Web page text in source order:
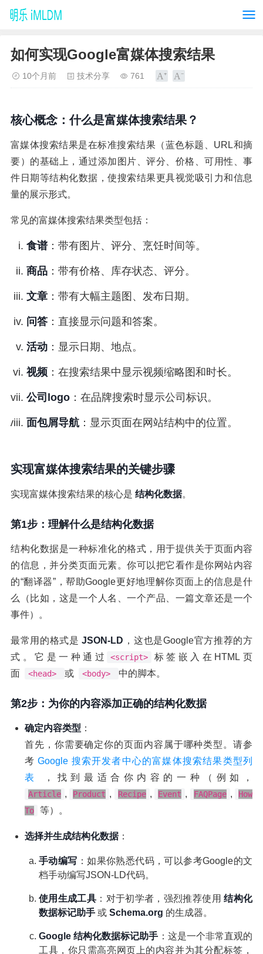
如何实现Google富媒体搜索结果
10个月前 技术分享 761
核心概念：什么是富媒体搜索结果？
富媒体搜索结果是在标准搜索结果（蓝色标题、URL和摘
要）的基础上，通过添加图片、评分、价格、可用性、事
件日期等结构化数据，使搜索结果更具视觉吸引力和信息
量的展示形式。
常见的富媒体搜索结果类型包括：
食谱：带有图片、评分、烹饪时间等。
商品 ：带有价格、库存状态、评分。
文章 ：带有大幅主题图、发布日期。
问答 ：直接显示问题和答案。
活动 ：显示日期、地点。
视频 ：在搜索结果中显示视频缩略图和时长。
公司logo ：在品牌搜索时显示公司标识。
面包屑导航：显示页面在网站结构中的位置。
实现富媒体搜索结果的关键步骤
实现富媒体搜索结果的核心是 结构化数据。
第1步：理解什么是结构化数据
结构化数据是一种标准化的格式，用于提供关于页面内容
的信息，并分类页面元素。你可以把它看作是你网站内容
的“翻译器”，帮助Google更好地理解你页面上的信息是什
么（比如，这是一个人名、一个产品、一篇文章还是一个
事件）。
最常用的格式是JSON-LD ，这也是Google官方推荐的方
式。它是一种通过
<script>
标签嵌入在HTML页
面
<head> 或 <body> 中的脚本。
第2步：为你的内容添加正确的结构化数据
确定内容类型 ：
首先，你需要确定你的页面内容属于哪种类型。请参
考Google 搜索开发者中心的富媒体搜索结果类型列
表
，找到最适合你内容的一种（例如，
Article , Product , Recipe , Event , FAQPage ,
How
To
等）。
选择并生成结构化数据：
手动编写 ：如果你熟悉代码，可以参考Google的文
档手动编写JSON-LD代码。
使用生成工具 ：对于初学者，强烈推荐使用结构化
数据标记助手 或 Schema.org 的生成器。
Google 结构化数据标记助手 ：这是一个非常直观的
工具，你只需高亮网页上的内容并为其分配标签，